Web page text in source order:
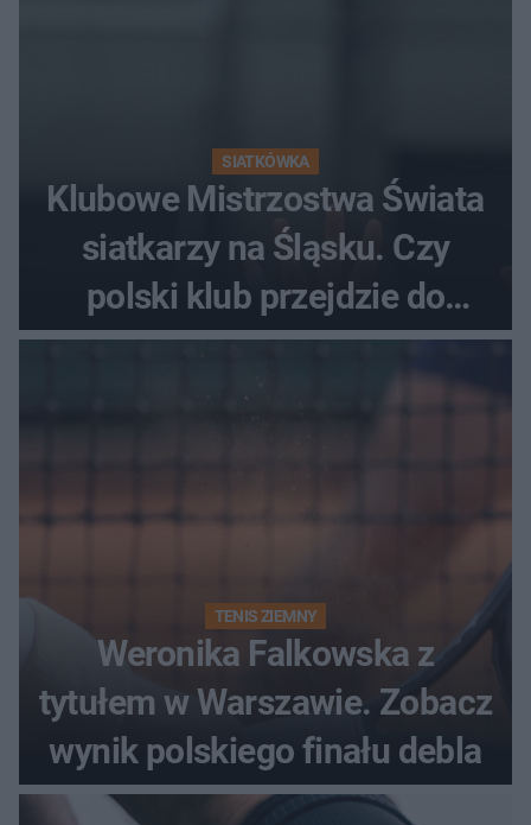
SIATKÓWKA
Klubowe Mistrzostwa Świata
siatkarzy na Śląsku. Czy
polski klub przejdzie do
historii
TENIS ZIEMNY
Weronika Falkowska z
tytułem w Warszawie. Zobacz
wynik polskiego finału debla